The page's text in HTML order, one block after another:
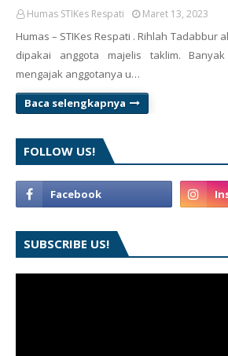
Humas STIKes Respati Maret 13, 2023
Humas – STIKes Respati . Rihlah Tadabbur
dipakai anggota majelis taklim.
mengajak anggotanya u…
Baca selengkapnya
FOLLOW US!
SUBSCRIBE US!